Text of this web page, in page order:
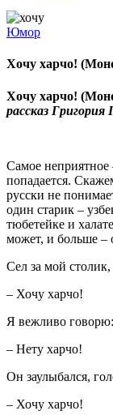
Юмор
Хочу харчо!
Хочу харчо!
рассказ Григория
Самое неприятное
попадается.
русски не
один старик –
тюбетейке и
может, и больше –
Сел за мой
– Хочу харчо!
Я вежливо говорю:
– Нету харчо!
Он заулыбался,
– Хочу харчо!